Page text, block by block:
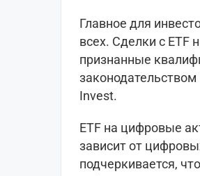
Главное для
всех. Сделки с ETF
признанные
Invest.
ETF на цифровые
зависит от
подчеркивается,